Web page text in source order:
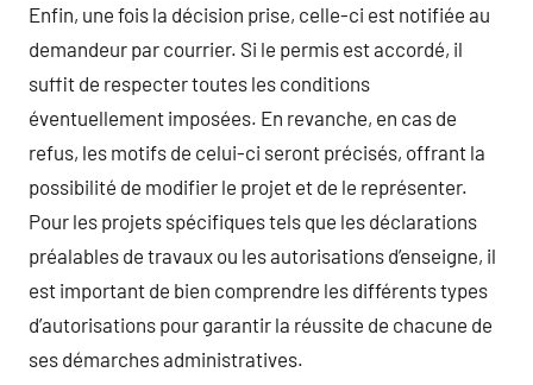
Enfin, une fois la décision prise, celle-ci est notifiée au
demandeur par courrier. Si le permis est accordé, il
suffit de respecter toutes les conditions
éventuellement imposées. En revanche, en cas de
refus, les motifs de celui-ci seront précisés, offrant la
possibilité de modifier le projet et de le représenter.
Pour les projets spécifiques tels que les déclarations
préalables de travaux ou les autorisations d’enseigne, il
est important de bien comprendre les différents types
d’autorisations pour garantir la réussite de chacune de
ses démarches administratives.